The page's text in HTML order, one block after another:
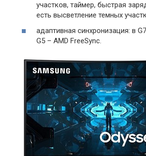
участков, таймер, быстрая
есть высветление темных
адаптивная синхронизация: в
G5 – AMD FreeSync.